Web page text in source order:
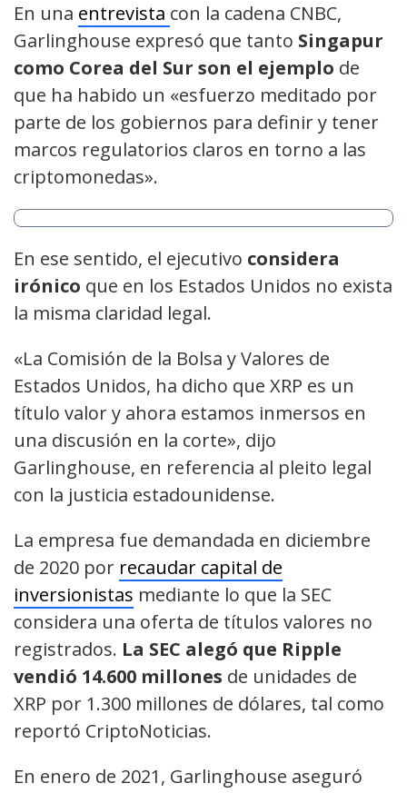
En una entrevista con la cadena CNBC,
Garlinghouse expresó que tanto Singapur
como Corea del Sur son el ejemplo de
que ha habido un «esfuerzo meditado por
parte de los gobiernos para definir y tener
marcos regulatorios claros en torno a las
criptomonedas».
En ese sentido, el ejecutivo considera
irónico que en los Estados Unidos no exista
la misma claridad legal.
«La Comisión de la Bolsa y Valores de
Estados Unidos, ha dicho que XRP es un
título valor y ahora estamos inmersos en
una discusión en la corte», dijo
Garlinghouse, en referencia al pleito legal
con la justicia estadounidense.
La empresa fue demandada en diciembre
de 2020 por recaudar capital de
inversionistas mediante lo que la SEC
considera una oferta de títulos valores no
registrados. La SEC alegó que Ripple
vendió 14.600 millones de unidades de
XRP por 1.300 millones de dólares, tal como
reportó CriptoNoticias.
En enero de 2021, Garlinghouse aseguró